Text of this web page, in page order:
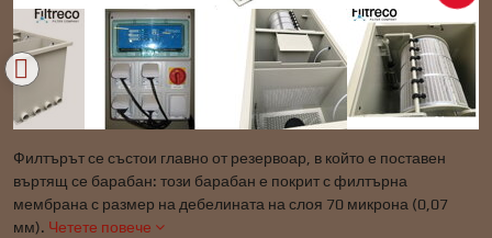
Филтърът се състои главно от резервоар, в който е поставен
въртящ се барабан: този барабан е покрит с филтърна
мембрана с размер на дебелината на слоя 70 микрона (0,07
мм). Четете повече